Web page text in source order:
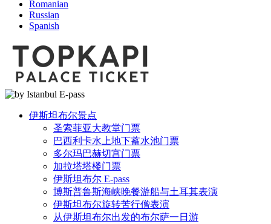
Romanian
Russian
Spanish
伊斯坦布尔景点
圣索菲亚大教堂门票
巴西利卡水上地下蓄水池门票
多尔玛巴赫切宫门票
加拉塔塔楼门票
伊斯坦布尔 E-pass
博斯普鲁斯海峡晚餐游船与土耳其表演
伊斯坦布尔旋转苦行僧表演
从伊斯坦布尔出发的布尔萨一日游